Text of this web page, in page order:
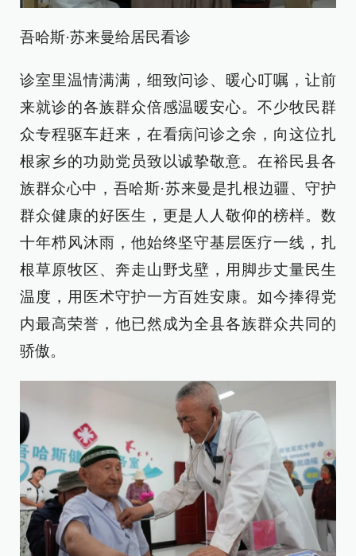
吾哈斯·苏来曼给居民看诊
诊室里温情满满，细致问诊、暖心叮嘱，让前
来就诊的各族群众倍感温暖安心。不少牧民群
众专程驱车赶来，在看病问诊之余，向这位扎
根家乡的功勋党员致以诚挚敬意。在裕民县各
族群众心中，吾哈斯·苏来曼是扎根边疆、守护
群众健康的好医生，更是人人敬仰的榜样。数
十年栉风沐雨，他始终坚守基层医疗一线，扎
根草原牧区、奔走山野戈壁，用脚步丈量民生
温度，用医术守护一方百姓安康。如今捧得党
内最高荣誉，他已然成为全县各族群众共同的
骄傲。